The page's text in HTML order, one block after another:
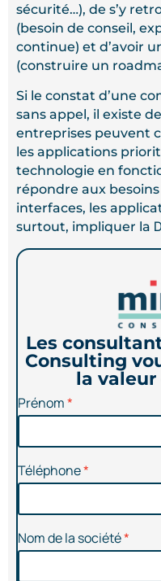
sécurité…), de s’y
(besoin de conseil,
continue) et d’avoir
(construire un
Si le constat d’une
sans appel, il existe
entreprises peuvent
les applications
technologie en
répondre aux
interfaces, les
surtout, impliquer la
Les
Consulting
la
Prénom
Téléphone
Nom de la société